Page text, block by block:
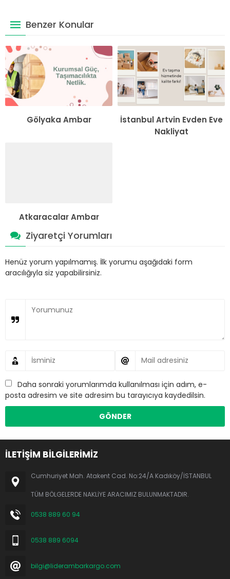
Benzer Konular
Gölyaka Ambar
İstanbul Artvin Evden Eve
Nakliyat
Atkaracalar Ambar
Ziyaretçi Yorumları
Henüz yorum yapılmamış. İlk yorumu aşağıdaki form
aracılığıyla siz yapabilirsiniz.
Daha sonraki yorumlarımda kullanılması için adım, e-
posta adresim ve site adresim bu tarayıcıya kaydedilsin.
İLETİŞİM BİLGİLERİMİZ
Cumhuriyet Mah. Atakent Cad. No:24/A Kadıköy/İSTANBUL
TÜM BÖLGELERDE NAKLİYE ARACIMIZ BULUNMAKTADIR.
0538 889 60 94
0538 889 6094
bilgi@liderambarkargo.com